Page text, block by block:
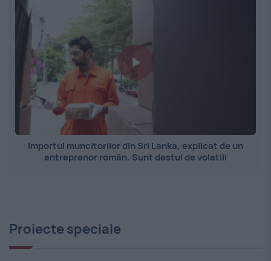
Importul muncitorilor din Sri Lanka, explicat de un
antreprenor român. Sunt destul de volatili
Proiecte speciale